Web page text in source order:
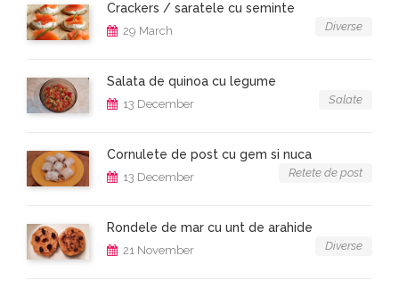
Crackers / saratele cu seminte
29 March Diverse
Salata de quinoa cu legume
13 December Salate
Cornulete de post cu gem si nuca
13 December Retete de post
Rondele de mar cu unt de arahide
21 November Diverse